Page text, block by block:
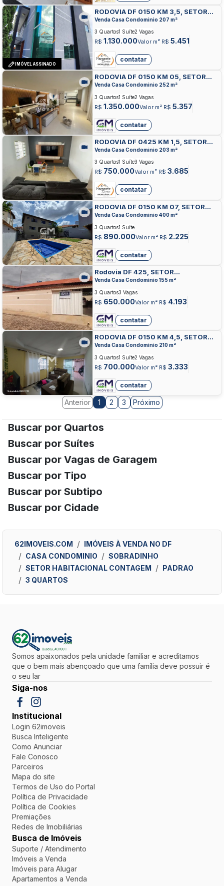
IMÓVEL ASSINADO
RODOVIA DF 0150 KM 3,5, SETOR
HABITACIONAL CONTAGEM,
SOBRADINHO
Venda Casa Condominio 207 m²
R$ 1.130.000Valor m² R$ 5.451
3 Quartos1 Suíte2 Vagas
contatar
RODOVIA DF 0150 KM 05, SETOR
HABITACIONAL CONTAGEM,
Venda Casa Condominio 252 m²
R$ 1.350.000Valor m² R$ 5.357
3 Quartos1 Suíte2 Vagas
contatar
RODOVIA DF 0425 KM 1,5, SETOR
HABITACIONAL CONTAGEM,
SOBRADINHO
Venda Casa Condominio 203 m²
R$ 750.000Valor m² R$ 3.685
3 Quartos1 Suíte3 Vagas
contatar
RODOVIA DF 0150 KM 07, SETOR
HABITACIONAL CONTAGEM,
Venda Casa Condominio 400 m²
R$ 890.000Valor m² R$ 2.225
3 Quartos1 Suíte
contatar
Rodovia DF 425, SETOR
HABITACIONAL CONTAGEM,
Venda Casa Condominio 155 m²
R$ 650.000Valor m² R$ 4.193
3 Quartos3 Vagas
contatar
RODOVIA DF 0150 KM 4,5, SETOR
HABITACIONAL CONTAGEM,
Venda Casa Condominio 210 m²
R$ 700.000Valor m² R$ 3.333
3 Quartos1 Suíte2 Vagas
contatar
Anterior 1 2 3 Próximo
Buscar por Quartos
Buscar por Suítes
Buscar por Vagas de Garagem
Buscar por Tipo
Buscar por Subtipo
Buscar por Cidade
62IMOVEIS.COM
IMÓVEIS À VENDA NO DF
CASA CONDOMINIO
SOBRADINHO
SETOR HABITACIONAL CONTAGEM
PADRAO
3 QUARTOS
Somos apaixonados pela unidade familiar e acreditamos
que o bem mais abençoado que uma família deve possuir é
o seu lar
Siga-nos
Institucional
Login 62imoveis
Busca Inteligente
Como Anunciar
Fale Conosco
Parceiros
Mapa do site
Termos de Uso do Portal
Política de Privacidade
Política de Cookies
Premiações
Redes de Imobiliárias
Busca de Imóveis
Suporte / Atendimento
Imóveis a Venda
Imóveis para Alugar
Apartamentos a Venda